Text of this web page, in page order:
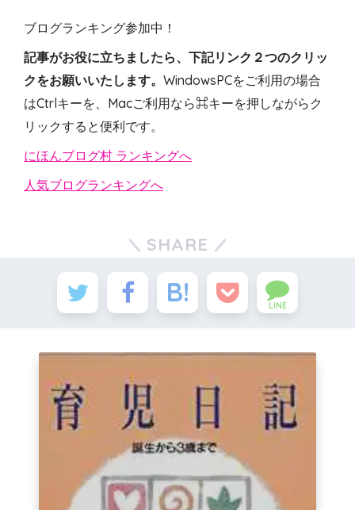
ブログランキング参加中！
記事がお役に立ちましたら、下記リンク２つのクリッ
クをお願いいたします。 WindowsPCをご利用の場合
はCtrlキーを、Macご利用なら⌘キーを押しながらク
リックすると便利です。
にほんブログ村 ランキングへ
人気ブログランキングへ
SHARE
LINE